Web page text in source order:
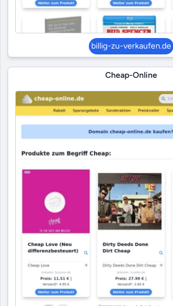
billig-zu-verkaufen.de
Cheap-Online